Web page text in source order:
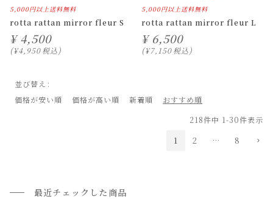
5,000円以上送料無料
rotta rattan mirror fleur S
¥ 4,500
¥4,950税込
5,000円以上送料無料
rotta rattan mirror fleur L
¥ 6,500
¥7,150税込
並び替え
価格が安い順
価格が高い順 新着順
おすすめ順
218件中 1-30件表示
1 2 … 8
最近チェックした商品